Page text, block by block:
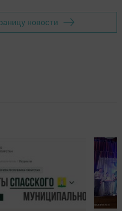
новости